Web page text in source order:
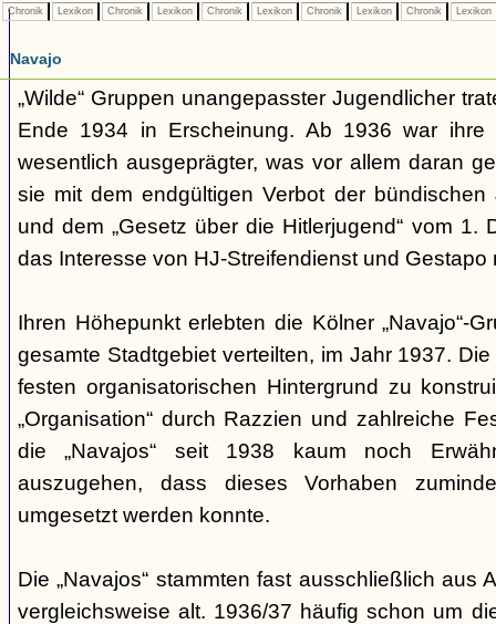
Chronik Lexikon Chronik Lexikon Chronik Lexikon Chronik Lexikon Chronik Lexikon
Navajo
„Wilde“ Gruppen unangepasster Jugendlicher
Ende 1934 in Erscheinung. Ab 1936 war ihre
wesentlich ausgeprägter, was vor allem daran
sie mit dem endgültigen Verbot der
und dem „Gesetz über die Hitlerjugend“ vom 1.
das Interesse von HJ-Streifendienst und Gestapo
Ihren Höhepunkt erlebten die Kölner „Navajo“-
gesamte Stadtgebiet verteilten, im Jahr 1937.
festen organisatorischen Hintergrund zu
„Organisation“ durch Razzien und zahlreiche
die „Navajos“ seit 1938 kaum noch
auszugehen, dass dieses Vorhaben
umgesetzt werden konnte.
Die „Navajos“ stammten fast ausschließlich aus
vergleichsweise alt. 1936/37 häufig schon um